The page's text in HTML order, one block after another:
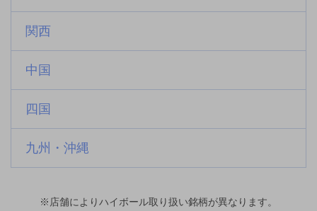
関西
中国
四国
九州・沖縄
※店舗によりハイボール取り扱い銘柄が異なります。